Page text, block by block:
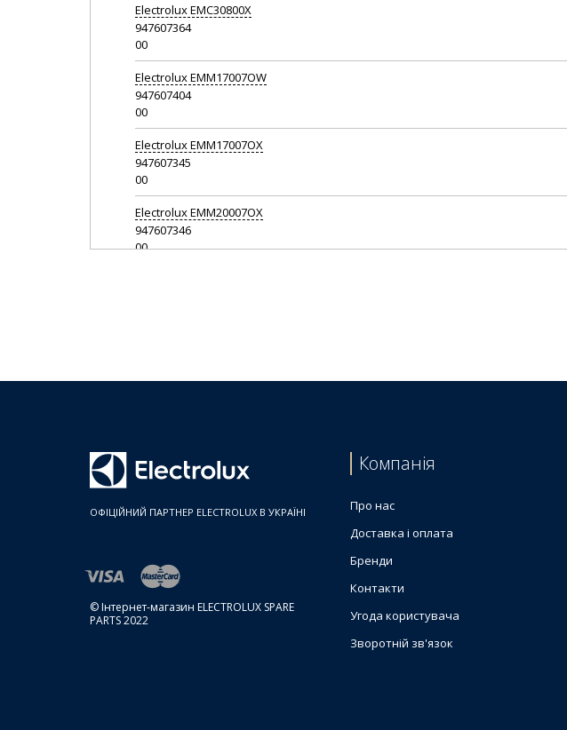
ElectroluxEMC30800X
947607364
00
ElectroluxEMM17007OW
947607404
00
ElectroluxEMM17007OX
947607345
00
ElectroluxEMM20007OX
947607346
00
00
ElectroluxEMM21000S
00
947607352
00
Electrolux
ОФІЦІЙНИЙ ПАРТНЕР ELECTROLUX В УКРАЇНІ
© Інтернет-магазин ELECTROLUX SPARE
PARTS 2022
Компанія
Про нас
Доставка і оплата
Бренди
Контакти
Угода користувача
Зворотній зв'язок